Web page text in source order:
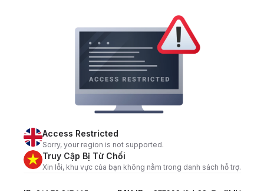
Access Restricted
Sorry, your region is not supported.
Truy Cập Bị Từ Chối
Xin lỗi, khu vực của bạn không nằm trong danh sách hỗ trợ.